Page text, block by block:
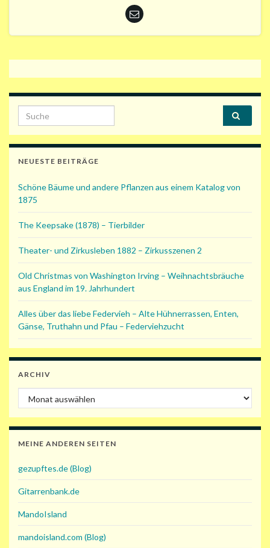
Search for:
NEUESTE BEITRÄGE
Schöne Bäume und andere Pflanzen aus einem Katalog von
1875
The Keepsake (1878) – Tierbilder
Theater- und Zirkusleben 1882 – Zirkusszenen 2
Old Christmas von Washington Irving – Weihnachtsbräuche
aus England im 19. Jahrhundert
Alles über das liebe Federvieh – Alte Hühnerrassen, Enten,
Gänse, Truthahn und Pfau – Federviehzucht
ARCHIV
Archiv
MEINE ANDEREN SEITEN
gezupftes.de (Blog)
Gitarrenbank.de
MandoIsland
mandoisland.com (Blog)